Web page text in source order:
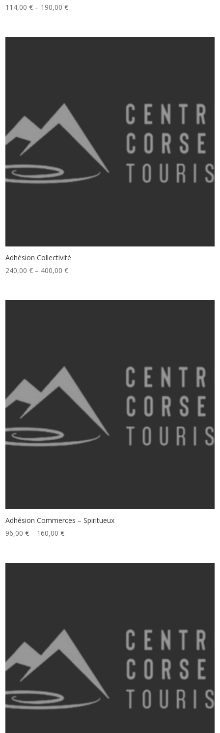
114,00€ – 190,00€
Adhésion Collectivité
240,00€ – 400,00€
Adhésion Commerces – Spiritueux
96,00€ – 160,00€